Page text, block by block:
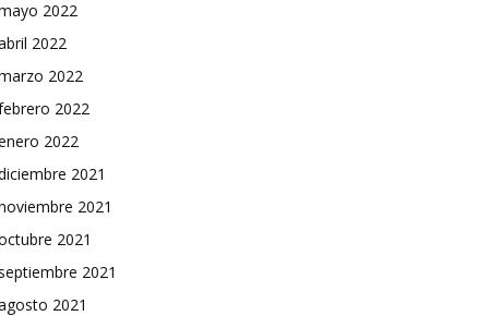
2022
2022
2022
2022
2022
2021
2021
2021
2021
2021